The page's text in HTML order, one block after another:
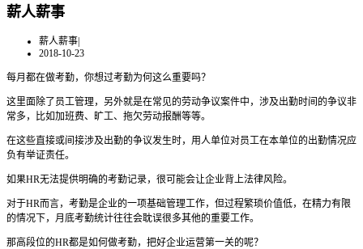
薪人薪事
薪人薪事|
2018-10-23
每月都在做考勤，你想过考勤为何这么重要吗？
这里面除了员工管理，另外就是在常见的劳动争议案件中，涉及出勤时间的争议非
常多，比如加班费、旷工、拖欠劳动报酬等等。
在这些直接或间接涉及出勤的争议发生时，用人单位对员工在本单位的出勤情况应
负有举证责任。
如果HR无法提供明确的考勤记录，很可能会让企业背上法律风险。
对于HR而言，考勤是企业的一项基础管理工作，但过程繁琐价值低，在精力有限
的情况下，月底考勤统计往往会耽误很多其他的重要工作。
那高段位的HR都是如何做考勤，把好企业运营第一关的呢？